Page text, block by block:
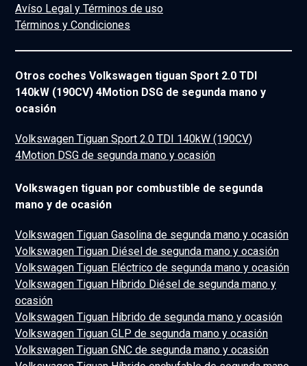
Avíso Legal y Términos de uso
Términos y Condiciones
Otros coches Volkswagen tiguan Sport 2.0 TDI
140kW (190CV) 4Motion DSG de segunda mano y
ocasión
Volkswagen Tiguan Sport 2.0 TDI 140kW (190CV)
4Motion DSG de segunda mano y ocasión
Volkswagen tiguan por combustible de segunda
mano y de ocasión
Volkswagen Tiguan Gasolina de segunda mano y ocasión
Volkswagen Tiguan Diésel de segunda mano y ocasión
Volkswagen Tiguan Eléctrico de segunda mano y ocasión
Volkswagen Tiguan Híbrido Diésel de segunda mano y
ocasión
Volkswagen Tiguan Híbrido de segunda mano y ocasión
Volkswagen Tiguan GLP de segunda mano y ocasión
Volkswagen Tiguan GNC de segunda mano y ocasión